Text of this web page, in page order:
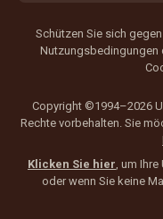
Schützen Sie sich
Nutzungsbedingungen
Copyright ©1994–2026
Rechte vorbehalten. Sie
Klicken Sie hier , um
oder wenn Sie keine